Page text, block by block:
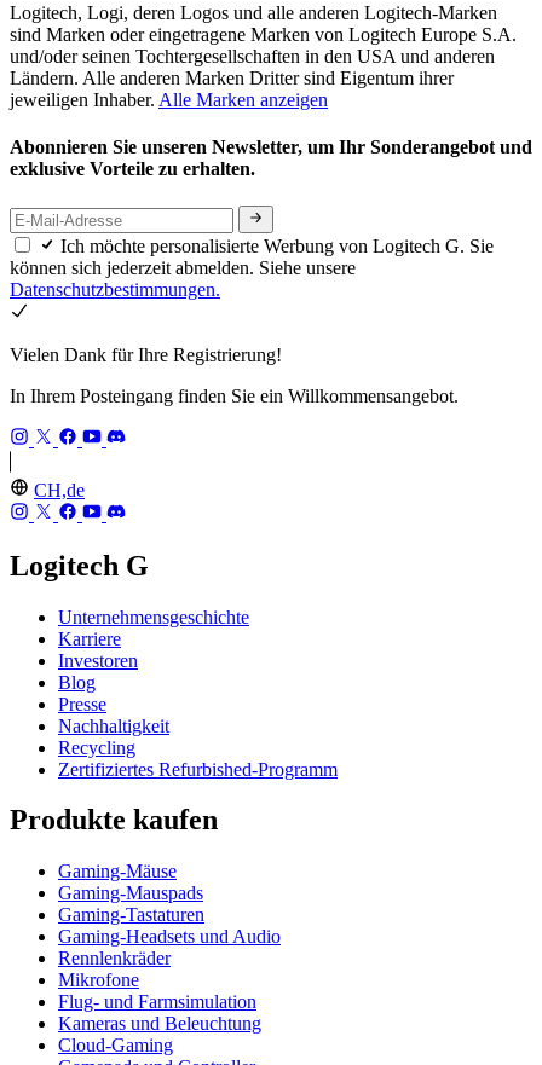
Logitech, Logi, deren Logos und alle anderen Logitech-Marken
sind Marken oder eingetragene Marken von Logitech Europe S.A.
und/oder seinen Tochtergesellschaften in den USA und anderen
Ländern. Alle anderen Marken Dritter sind Eigentum ihrer
jeweiligen Inhaber. Alle Marken anzeigen
Abonnieren Sie unseren Newsletter, um Ihr Sonderangebot und
exklusive Vorteile zu erhalten.
Ich möchte personalisierte Werbung von Logitech G. Sie
können sich jederzeit abmelden. Siehe unsere
Datenschutzbestimmungen.
Vielen Dank für Ihre Registrierung!
In Ihrem Posteingang finden Sie ein Willkommensangebot.
CH,de
Logitech G
Unternehmensgeschichte
Karriere
Investoren
Blog
Presse
Nachhaltigkeit
Recycling
Zertifiziertes Refurbished-Programm
Produkte kaufen
Gaming-Mäuse
Gaming-Mauspads
Gaming-Tastaturen
Gaming-Headsets und Audio
Rennlenkräder
Mikrofone
Flug- und Farmsimulation
Kameras und Beleuchtung
Cloud-Gaming